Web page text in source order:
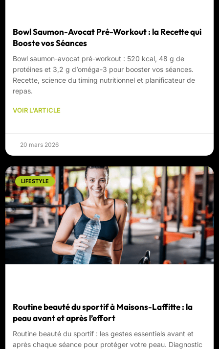
Bowl Saumon-Avocat Pré-Workout : la Recette qui
Booste vos Séances
Bowl saumon-avocat pré-workout : 520 kcal, 48 g de
protéines et 3,2 g d’oméga-3 pour booster vos séances.
Recette, science du timing nutritionnel et planificateur de
repas.
VOIR L'ARTICLE
20 mars 2026
LIFESTYLE
Routine beauté du sportif à Maisons-Laffitte : la
peau avant et après l’effort
Routine beauté du sportif : les gestes essentiels avant et
après chaque séance pour protéger votre peau. Diagnostic